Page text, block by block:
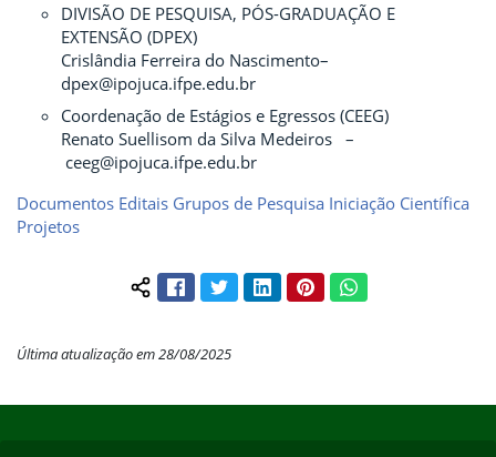
DIVISÃO DE PESQUISA, PÓS-GRADUAÇÃO E
EXTENSÃO (DPEX)
Crislândia Ferreira do Nascimento–
dpex@ipojuca.ifpe.edu.br
Coordenação de Estágios e Egressos (CEEG)
Renato Suellisom da Silva Medeiros –
ceeg@ipojuca.ifpe.edu.br
Documentos Editais Grupos de Pesquisa Iniciação Científica
Projetos
Compartilhar conteúdo:
FacebookTwitterLinkedInPinterestWhatsApp
Última atualização em 28/08/2025